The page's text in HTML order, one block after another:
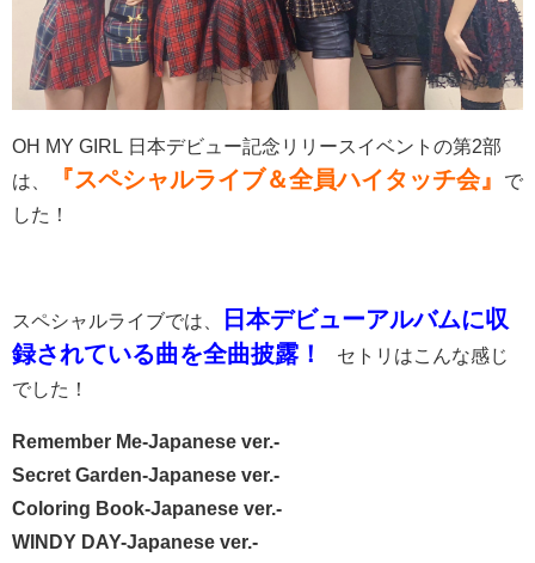
OH MY GIRL 日本デビュー記念リリースイベントの第2部
は、
『スペシャルライブ＆全員ハイタッチ会』
で
した！
スペシャルライブでは、
日本デビューアルバムに収
録されている曲を全曲披露！
セトリはこんな感じ
でした！
Remember Me-Japanese ver.-
Secret Garden-Japanese ver.-
Coloring Book-Japanese ver.-
WINDY DAY-Japanese ver.-